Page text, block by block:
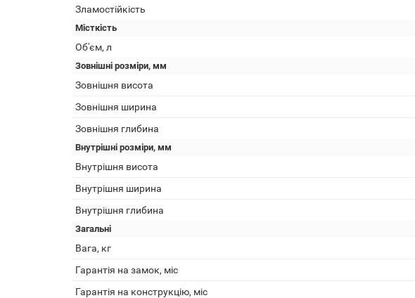
Зламостійкість
Місткість
Об'єм, л
Зовнішні розміри, мм
Зовнішня висота
Зовнішня ширина
Зовнішня глибина
Внутрішні розміри, мм
Внутрішня висота
Внутрішня ширина
Внутрішня глибина
Загальні
Вага, кг
Гарантія на замок, міс
Гарантія на конструкцію, міс